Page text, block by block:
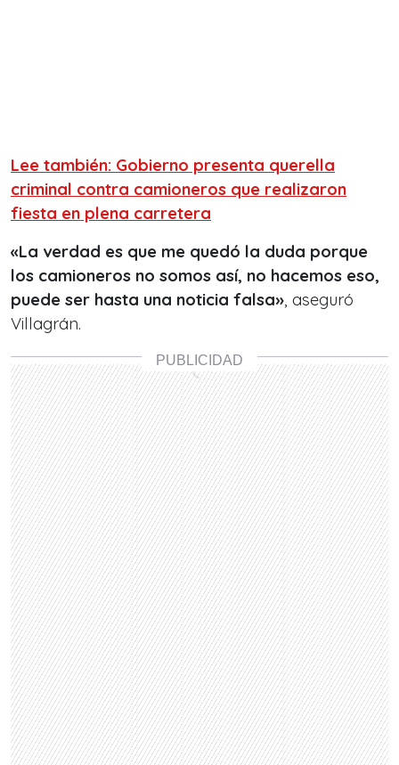
Lee también: Gobierno presenta querella
criminal contra camioneros que realizaron
fiesta en plena carretera
«La verdad es que me quedó la duda porque
los camioneros no somos así, no hacemos eso,
puede ser hasta una noticia falsa», aseguró
Villagrán.